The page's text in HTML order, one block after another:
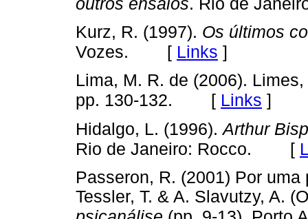
outros ensaios. Rio de
Kurz, R. (1997). Os últimos
Vozes. [ Links ]
Lima, M. R. de (2006).
pp. 130-132. [ Links ]
Hidalgo, L. (1996).Arthur
Rio de Janeiro: Rocco. [
Passeron, R. (2001) Por
Tessler, T. & A. Slavutzy, A.